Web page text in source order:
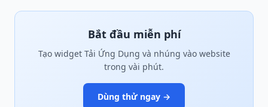
Bắt đầu miễn phí
Tạo widget Tải Ứng Dụng và nhúng vào website
trong vài phút.
Dùng thử ngay →